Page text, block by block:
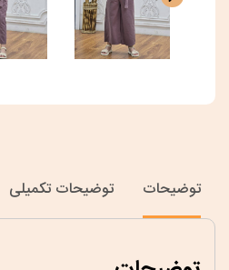
توضیحات توضیحات تکمیلی